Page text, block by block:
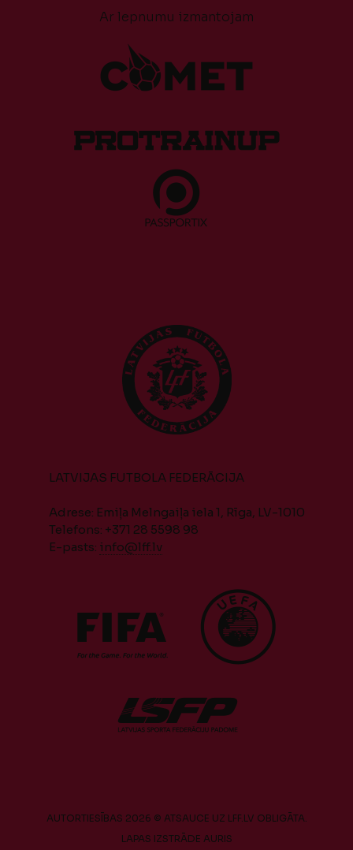
Ar lepnumu izmantojam
LATVIJAS FUTBOLA FEDERĀCIJA
Adrese: Emiļa Melngaiļa iela 1, Rīga, LV-1010
Telefons: +371 28 5598 98
E-pasts: info@lff.lv
AUTORTIESĪBAS 2026 © ATSAUCE UZ LFF.LV OBLIGĀTA.
LAPAS IZSTRĀDE AURIS